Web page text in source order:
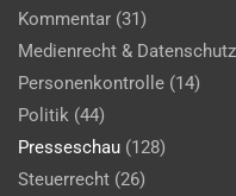
Kommentar (31)
Medienrecht & Datenschutz
Personenkontrolle (14)
Politik (44)
Presseschau (128)
Steuerrecht (26)